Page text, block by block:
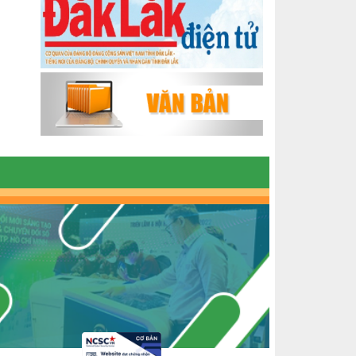
ĐẮK LẮK GIAI ĐOẠN 2018-2020